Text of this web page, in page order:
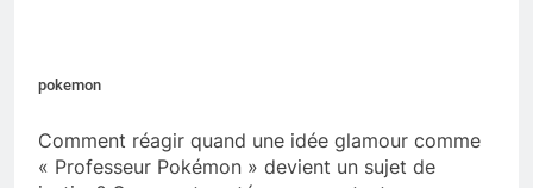
pokemon
Comment réagir quand une idée glamour comme
« Professeur Pokémon » devient un sujet de